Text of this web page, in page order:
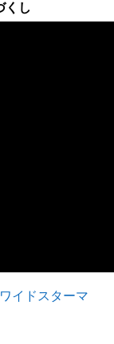
くし
イドスターマ